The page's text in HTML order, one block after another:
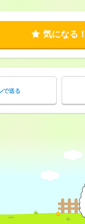
気になる！
で送る